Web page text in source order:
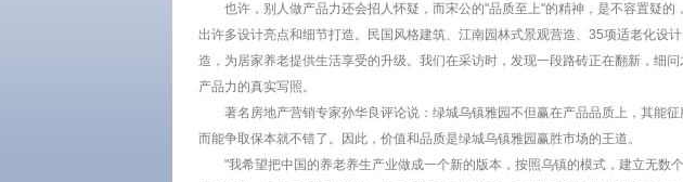
也许，别人做产品力还会招人怀疑，而宋公的"品质至上"的精神，是不容置疑
出许多设计亮点和细节打造。民国风格建筑、江南园林式景观营造、35项适老化设
造，为居家养老提供生活享受的升级。我们在采访时，发现一段路砖正在翻新，细
产品力的真实写照。
著名房地产营销专家孙华良评论说：绿城乌镇雅园不但赢在产品品质上，其能
而能争取保本就不错了。因此，价值和品质是绿城乌镇雅园赢胜市场的王道。
"我希望把中国的养老养生产业做成一个新的版本，按照乌镇的模式，建立无